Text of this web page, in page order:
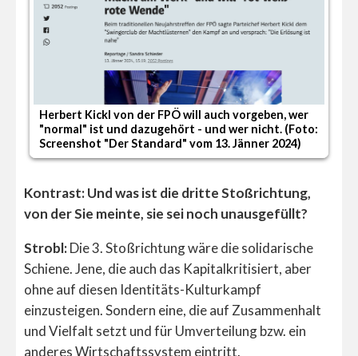
Herbert Kickl von der FPÖ will auch vorgeben, wer
"normal" ist und dazugehört - und wer nicht. (Foto:
Screenshot "Der Standard" vom 13. Jänner 2024)
Kontrast: Und was ist die dritte Stoßrichtung,
von der Sie meinte, sie sei noch unausgefüllt?
Strobl:Die 3. Stoßrichtung wäre die solidarische
Schiene. Jene, die auch das Kapitalkritisiert, aber
ohne auf diesen Identitäts-Kulturkampf
einzusteigen. Sondern eine, die auf Zusammenhalt
und Vielfalt setzt und für Umverteilung bzw. ein
anderes Wirtschaftssystem eintritt.